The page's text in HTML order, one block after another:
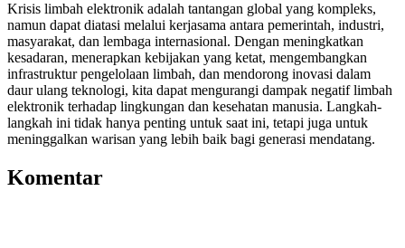
Krisis limbah elektronik adalah tantangan global yang kompleks,
namun dapat diatasi melalui kerjasama antara pemerintah, industri,
masyarakat, dan lembaga internasional. Dengan meningkatkan
kesadaran, menerapkan kebijakan yang ketat, mengembangkan
infrastruktur pengelolaan limbah, dan mendorong inovasi dalam
daur ulang teknologi, kita dapat mengurangi dampak negatif limbah
elektronik terhadap lingkungan dan kesehatan manusia. Langkah-
langkah ini tidak hanya penting untuk saat ini, tetapi juga untuk
meninggalkan warisan yang lebih baik bagi generasi mendatang.
Komentar